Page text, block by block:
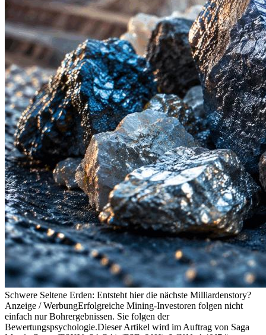
Schwere Seltene Erden: Entsteht hier die nächste Milliardenstory?
Anzeige / WerbungErfolgreiche Mining-Investoren folgen nicht
einfach nur Bohrergebnissen. Sie folgen der
Bewertungspsychologie.Dieser Artikel wird im Auftrag von Saga